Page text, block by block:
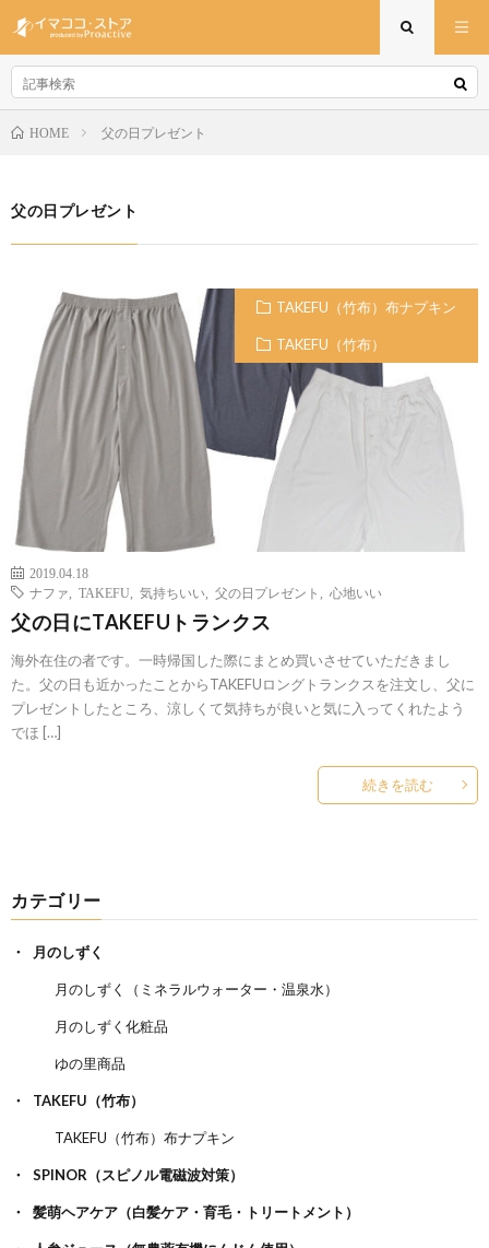
HOME 父の日プレゼント
父の日プレゼント
TAKEFU（竹布）布ナプキン
TAKEFU（竹布）
2019.04.18
ナファ
TAKEFU 気持ちいい 父の日プレゼント 心地いい
父の日にTAKEFUトランクス
海外在住の者です。一時帰国した際にまとめ買いさせていただきまし
た。父の日も近かったことからTAKEFUロングトランクスを注文し、父に
プレゼントしたところ、涼しくて気持ちが良いと気に入ってくれたよう
でほ […]
続きを読む
カテゴリー
月のしずく
月のしずく（ミネラルウォーター・温泉水）
月のしずく化粧品
ゆの里商品
TAKEFU（竹布）
TAKEFU（竹布）布ナプキン
SPINOR（スピノル電磁波対策）
髪萌ヘアケア（白髪ケア・育毛・トリートメント）